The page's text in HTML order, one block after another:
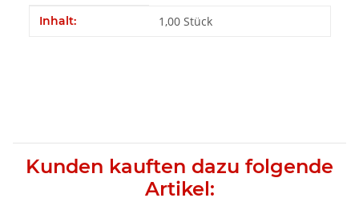
Produkteigenschaft
Wert
Inhalt: 1,00 Stück
Kunden kauften dazu folgende
Artikel: